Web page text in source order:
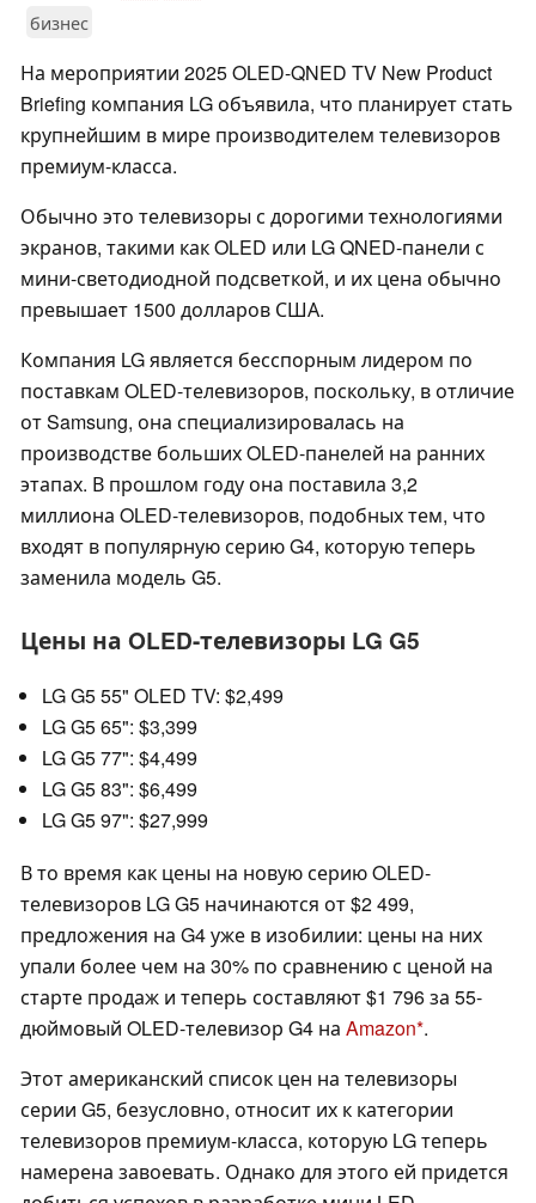
бизнес
На мероприятии 2025 OLED-QNED TV New Product
Briefing компания LG объявила, что планирует стать
крупнейшим в мире производителем телевизоров
премиум-класса.
Обычно это телевизоры с дорогими технологиями
экранов, такими как OLED или LG QNED-панели с
мини-светодиодной подсветкой, и их цена обычно
превышает 1500 долларов США.
Компания LG является бесспорным лидером по
поставкам OLED-телевизоров, поскольку, в отличие
от Samsung, она специализировалась на
производстве больших OLED-панелей на ранних
этапах. В прошлом году она поставила 3,2
миллиона OLED-телевизоров, подобных тем, что
входят в популярную серию G4, которую теперь
заменила модель G5.
Цены на OLED-телевизоры LG G5
LG G5 55" OLED TV: $2,499
LG G5 65": $3,399
LG G5 77": $4,499
LG G5 83": $6,499
LG G5 97": $27,999
В то время как цены на новую серию OLED-
телевизоров LG G5 начинаются от $2 499,
предложения на G4 уже в изобилии: цены на них
упали более чем на 30% по сравнению с ценой на
старте продаж и теперь составляют $1 796 за 55-
дюймовый OLED-телевизор G4 на Amazon .
Этот американский список цен на телевизоры
серии G5, безусловно, относит их к категории
телевизоров премиум-класса, которую LG теперь
намерена завоевать. Однако для этого ей придется